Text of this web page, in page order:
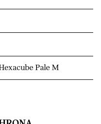
Pale M